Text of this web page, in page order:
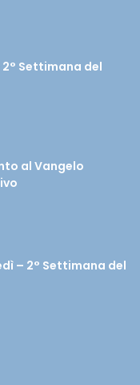
Settimana del
al Vangelo
– 2° Settimana del